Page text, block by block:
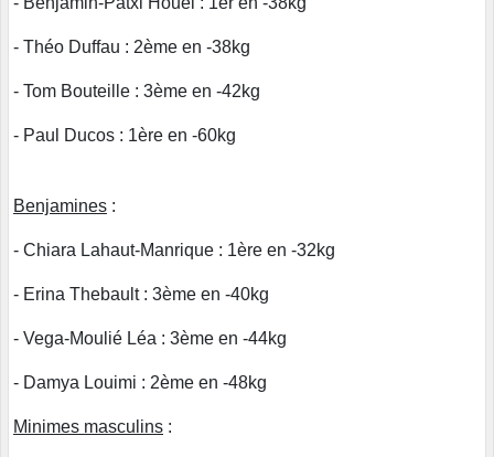
- Théo Duffau : 2ème en -38kg
- Tom Bouteille : 3ème en -42kg
- Paul Ducos : 1ère en -60kg
Benjamines :
- Chiara Lahaut-Manrique : 1ère en -32kg
- Erina Thebault : 3ème en -40kg
- Vega-Moulié Léa : 3ème en -44kg
- Damya Louimi : 2ème en -48kg
Minimes masculins :